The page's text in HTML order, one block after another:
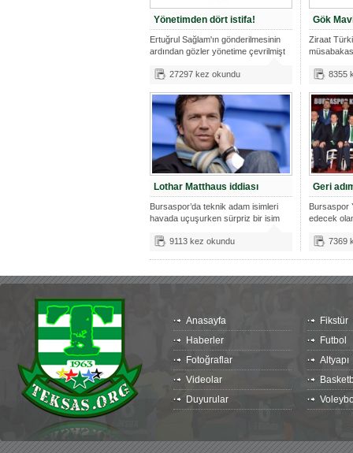
Yönetimden dört istifa!
Ertuğrul Sağlam'ın gönderilmesinin
ardından gözler yönetime çevrilmişt
27297 kez okundu
Gök
Ziraat
8355
Lothar Matthaus iddiası
Bursaspor’da teknik adam isimleri
havada uçuşurken sürpriz bir isim
9113 kez okundu
Geri
Bursaspor
edecek
7369
Anasayfa
Haberler
Fotoğraflar
Videolar
Duyurular
Fikstür
Futbol
Altyapı